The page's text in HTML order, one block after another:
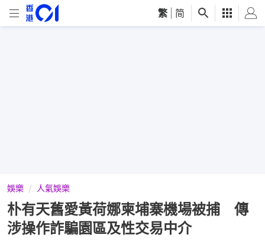
繁 简
娛樂 人氣娛樂
朴有天舊愛黃荷娜柬埔寨機場被捕 傳
涉操作詐騙園區及性交易中介